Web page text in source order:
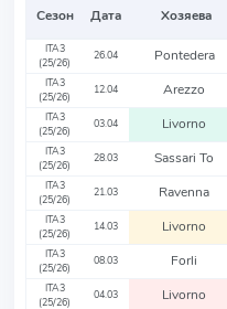
Сезон Дата Хозяева
ITA3
(25/26)
26.04 Pontedera
ITA3
(25/26)
12.04 Arezzo
ITA3
(25/26)
03.04 Livorno
ITA3
(25/26)
28.03 Sassari To
ITA3
(25/26)
21.03 Ravenna
ITA3
(25/26)
14.03 Livorno
ITA3
(25/26)
08.03 Forli
ITA3
(25/26)
04.03 Livorno